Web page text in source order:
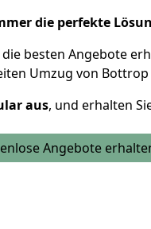
die perfekte
besten Angebote
Umzug von
aus, und erhalten
Angebote